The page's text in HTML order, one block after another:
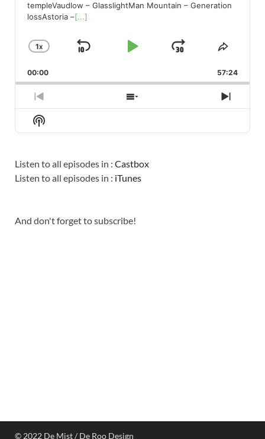
templeVaudlow – GlasslightMan Mountain – Generation
lossAstoria –[...]
CHANGE
RATE
1X
SKIP
PLAYJUMP
FORWARD
SHARE
00:00 57:24
PREVIOUS
EPISODE
SHOW
EPISODES
NEXT
Show
Podcast
Listen to all episodes in : Castbox
Listen to all episodes in : iTunes
And don't forget to subscribe!
© 2022 De Mist / De Roo Design